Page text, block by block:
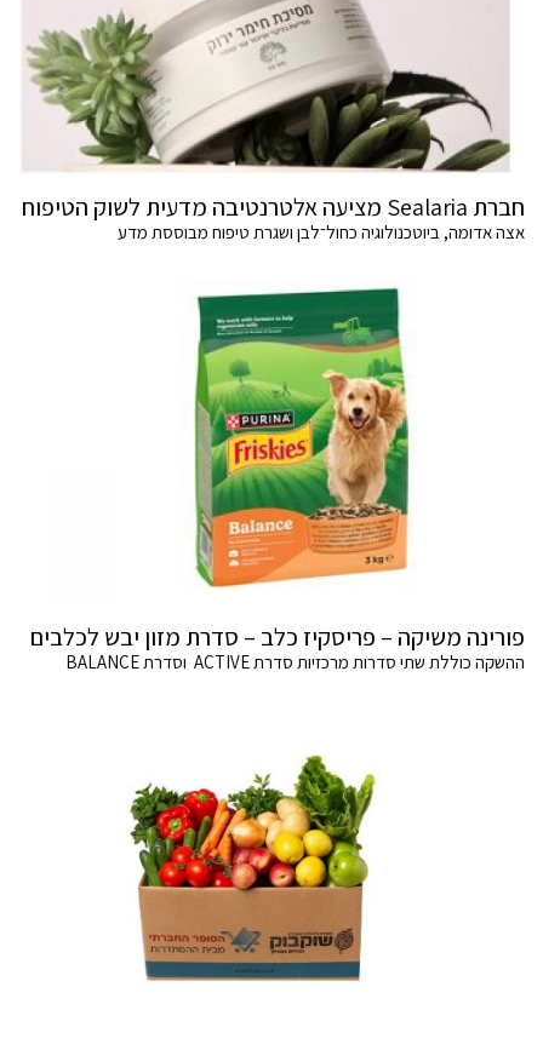
חברת Sealaria מציעה אלטרנטיבה מדעית לשוק הטיפוח
אצה אדומה, ביוטכנולוגיה כחול־לבן ושגרת טיפוח מבוססת מדע
פורינה משיקה – פריסקיז כלב – סדרת מזון יבש לכלבים
ההשקה כוללת שתי סדרות מרכזיות סדרת ACTIVE וסדרת BALANCE